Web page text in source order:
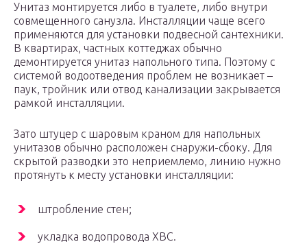
Унитаз монтируется либо в туалете, либо внутри
совмещенного санузла. Инсталляции чаще всего
применяются для установки подвесной сантехники.
В квартирах, частных коттеджах обычно
демонтируется унитаз напольного типа. Поэтому с
системой водоотведения проблем не возникает –
паук, тройник или отвод канализации закрывается
рамкой инсталляции.
Зато штуцер с шаровым краном для напольных
унитазов обычно расположен снаружи-сбоку. Для
скрытой разводки это неприемлемо, линию нужно
протянуть к месту установки инсталляции:
штробление стен;
укладка водопровода ХВС.